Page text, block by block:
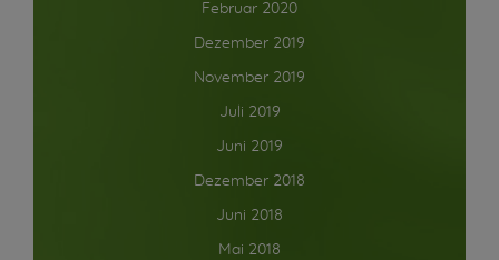
Februar 2020
Dezember 2019
November 2019
Juli 2019
Juni 2019
Dezember 2018
Juni 2018
Mai 2018